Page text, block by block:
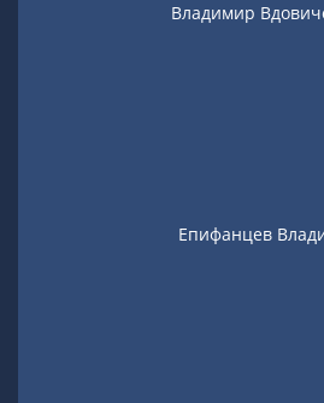
Владимир
Епифанцев